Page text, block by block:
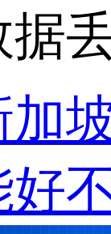
加
好